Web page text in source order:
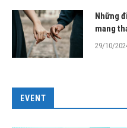
Những
mang
29/10/
EVENT